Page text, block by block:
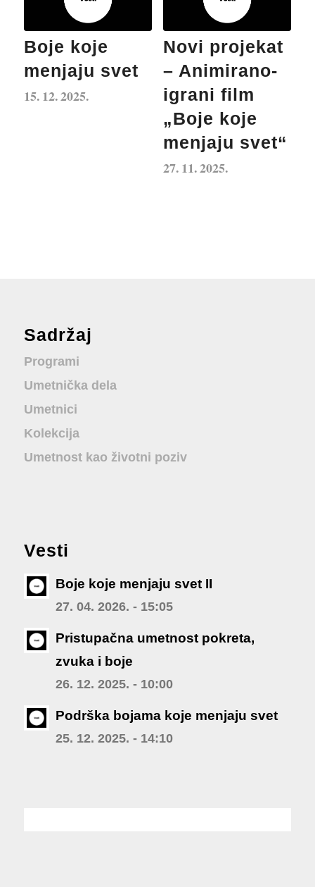
Boje koje
menjaju svet
15. 12. 2025.
Novi projekat
– Animirano-
igrani film
„Boje koje
menjaju svet“
27. 11. 2025.
Sadržaj
Programi
Umetnička dela
Umetnici
Kolekcija
Umetnost kao životni poziv
Vesti
Boje koje menjaju svet II
27. 04. 2026. - 15:05
Pristupačna umetnost pokreta,
zvuka i boje
26. 12. 2025. - 10:00
Podrška bojama koje menjaju svet
25. 12. 2025. - 14:10